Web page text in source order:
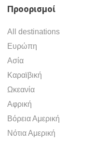
Προορισμοί
All destinations
Ευρώπη
Ασία
Καραϊβική
Ωκεανία
Αφρική
Βόρεια Αμερική
Νότια Αμερική